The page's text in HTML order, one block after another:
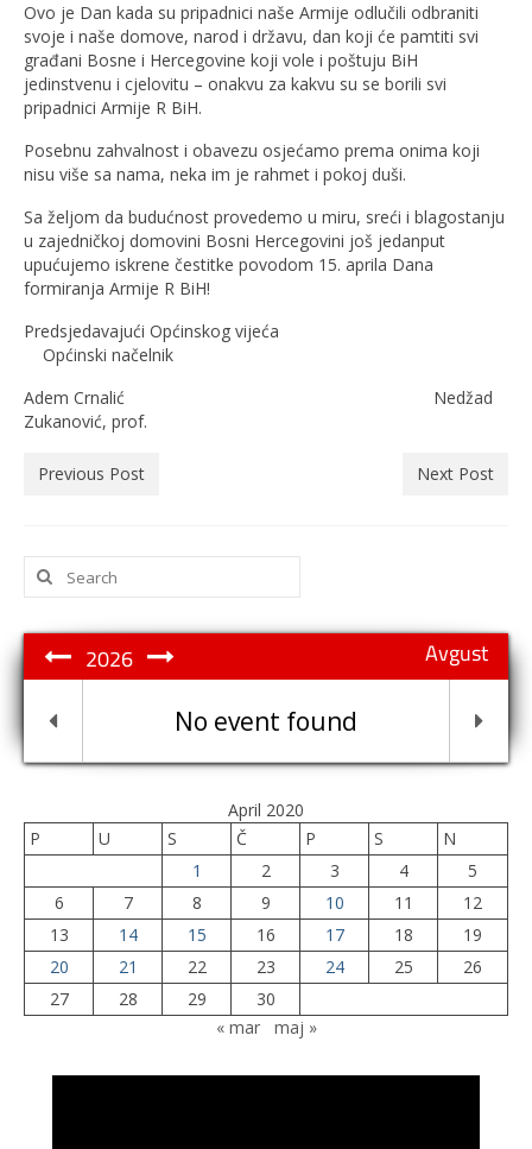
Ovo je Dan kada su pripadnici naše Armije odlučili odbraniti
svoje i naše domove, narod i državu, dan koji će pamtiti svi
građani Bosne i Hercegovine koji vole i poštuju BiH
jedinstvenu i cjelovitu – onakvu za kakvu su se borili svi
pripadnici Armije R BiH.
Posebnu zahvalnost i obavezu osjećamo prema onima koji
nisu više sa nama, neka im je rahmet i pokoj duši.
Sa željom da budućnost provedemo u miru, sreći i blagostanju
u zajedničkoj domovini Bosni Hercegovini još jedanput
upućujemo iskrene čestitke povodom 15. aprila Dana
formiranja Armije R BiH!
Predsjedavajući Općinskog vijeća
Općinski načelnik
Adem Crnalić Nedžad
Zukanović, prof.
Previous Post Next Post
Search
for:
Avgust
2026
No event found
April 2020
P
U S Č P S
N
1
2 3 4
5
6
7 8 9 10 11
12
13
14 15 16 17 18
19
20
21 22 23 24 25
26
27
28 29
30
« mar
maj »